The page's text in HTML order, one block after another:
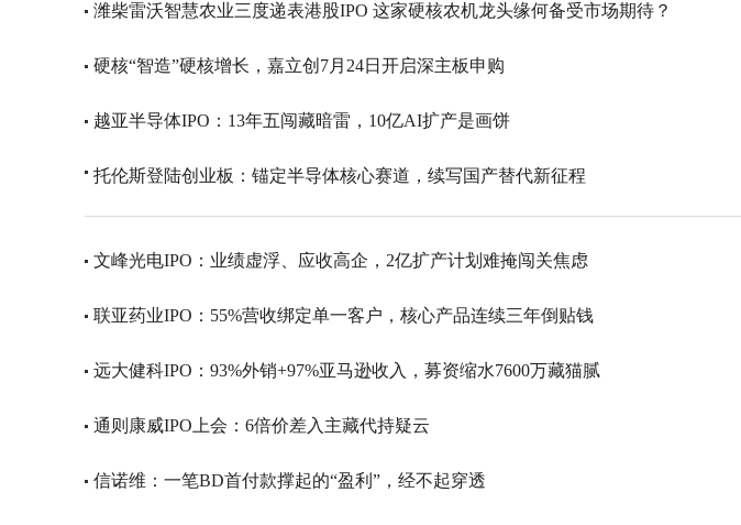
潍柴雷沃智慧农业三度递表港股IPO 这家硬核农机龙头缘何备受市场期待？
硬核“智造”硬核增长，嘉立创7月24日开启深主板申购
越亚半导体IPO：13年五闯藏暗雷，10亿AI扩产是画饼
托伦斯登陆创业板：锚定半导体核心赛道，续写国产替代新征程
文峰光电IPO：业绩虚浮、应收高企，2亿扩产计划难掩闯关焦虑
联亚药业IPO：55%营收绑定单一客户，核心产品连续三年倒贴钱
远大健科IPO：93%外销+97%亚马逊收入，募资缩水7600万藏猫腻
通则康威IPO上会：6倍价差入主藏代持疑云
信诺维：一笔BD首付款撑起的“盈利”，经不起穿透